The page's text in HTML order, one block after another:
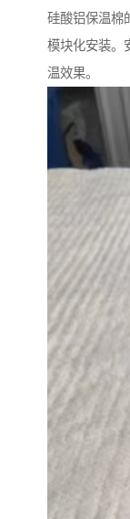
硅酸铝保温棉
模块化安装。
温效果。